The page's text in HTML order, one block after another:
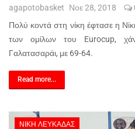
agapotobasket Νοε 28, 2018
Πολύ κοντά στη νίκη έφτασε η
των ομίλων του Eurocup,
Γαλατασαράι, με 69-64.
Read more...
ΝΊΚΗ ΛΕΥΚΆΔΑΣ